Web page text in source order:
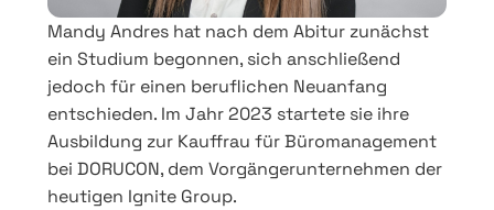
Mandy Andres hat nach dem Abitur zunächst
ein Studium begonnen, sich anschließend
jedoch für einen beruflichen Neuanfang
entschieden. Im Jahr 2023 startete sie ihre
Ausbildung zur Kauffrau für Büromanagement
bei DORUCON, dem Vorgängerunternehmen der
heutigen Ignite Group.